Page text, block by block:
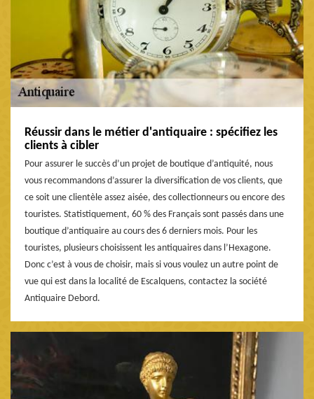
Réussir dans le métier d'antiquaire : spécifiez les
clients à cibler
Pour assurer le succès d’un projet de boutique d’antiquité, nous
vous recommandons d’assurer la diversification de vos clients, que
ce soit une clientèle assez aisée, des collectionneurs ou encore des
touristes. Statistiquement, 60 % des Français sont passés dans une
boutique d’antiquaire au cours des 6 derniers mois. Pour les
touristes, plusieurs choisissent les antiquaires dans l’Hexagone.
Donc c’est à vous de choisir, mais si vous voulez un autre point de
vue qui est dans la localité de Escalquens, contactez la société
Antiquaire Debord.